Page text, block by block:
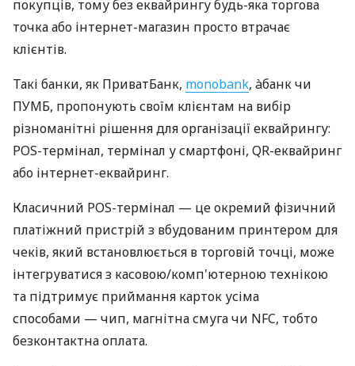
покупців, тому без еквайрингу будь-яка торгова
точка або інтернет-магазин просто втрачає
клієнтів.
Такі банки, як ПриватБанк, monobank, àбанк чи
ПУМБ, пропонують своїм клієнтам на вибір
різноманітні рішення для організації еквайрингу:
POS-термінал, термінал у смартфоні, QR-еквайринг
або інтернет-еквайринг.
Класичний POS-термінал — це окремий фізичний
платіжний пристрій з вбудованим принтером для
чеків, який встановлюється в торговій точці, може
інтегруватися з касовою/комп'ютерною технікою
та підтримує приймання карток усіма
способами — чип, магнітна смуга чи NFC, тобто
безконтактна оплата.